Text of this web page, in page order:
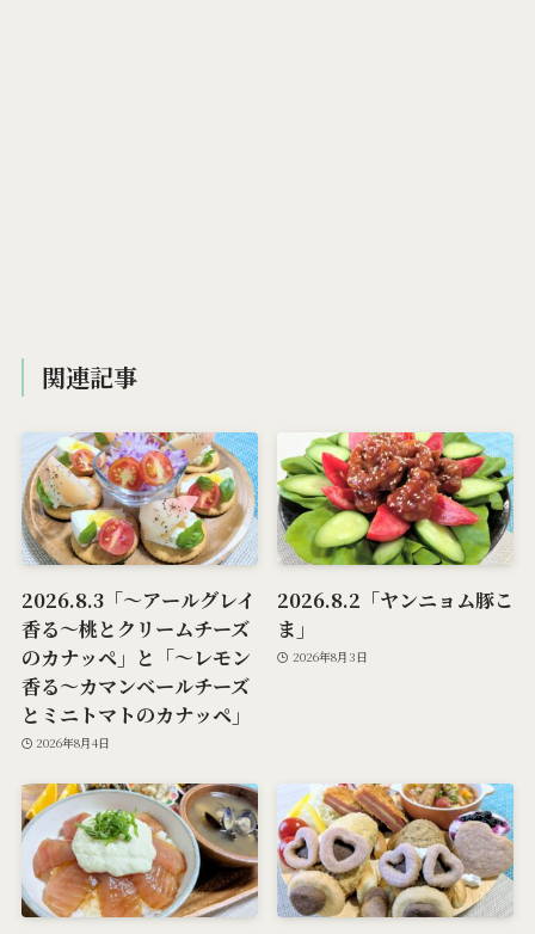
関連記事
2026.8.3「～アールグレイ
香る～桃とクリームチーズ
のカナッペ」と「～レモン
香る～カマンベールチーズ
とミニトマトのカナッペ」
2026年8月4日
2026.8.2「ヤンニョム豚こ
ま」
2026年8月3日